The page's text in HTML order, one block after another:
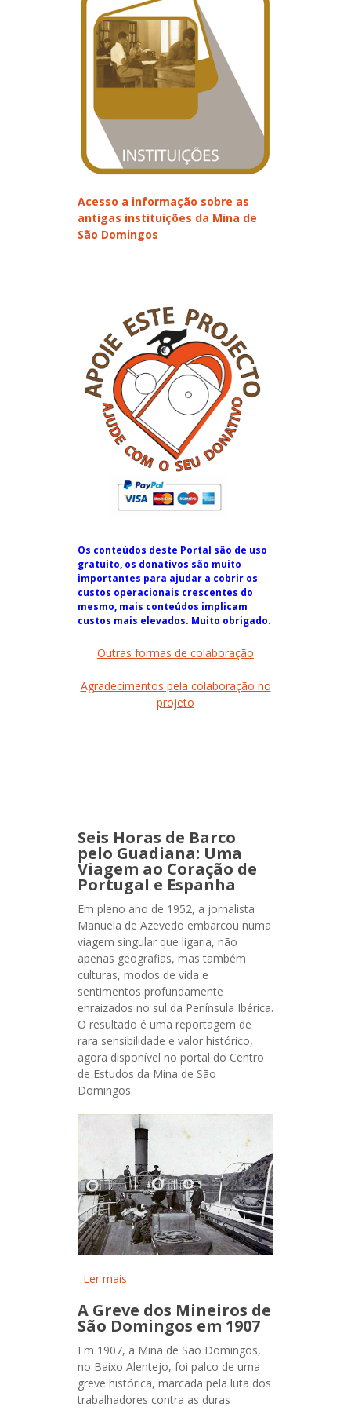
Acesso a informação sobre as
antigas instituições da Mina de
São Domingos
Os conteúdos deste Portal são de uso
gratuito, os donativos são muito
importantes para ajudar a cobrir os
custos operacionais crescentes do
mesmo, mais conteúdos implicam
custos mais elevados. Muito obrigado.
Outras formas de colaboração
Agradecimentos pela colaboração no
projeto
Seis Horas de Barco
pelo Guadiana: Uma
Viagem ao Coração de
Portugal e Espanha
Em pleno ano de 1952, a jornalista
Manuela de Azevedo embarcou numa
viagem singular que ligaria, não
apenas geografias, mas também
culturas, modos de vida e
sentimentos profundamente
enraizados no sul da Península Ibérica.
O resultado é uma reportagem de
rara sensibilidade e valor histórico,
agora disponível no portal do Centro
de Estudos da Mina de São
Domingos.
Ler mais
ao Coração de Portugal e
Espanha
A Greve dos Mineiros de
São Domingos em 1907
Em 1907, a Mina de São Domingos,
no Baixo Alentejo, foi palco de uma
greve histórica, marcada pela luta dos
trabalhadores contra as duras